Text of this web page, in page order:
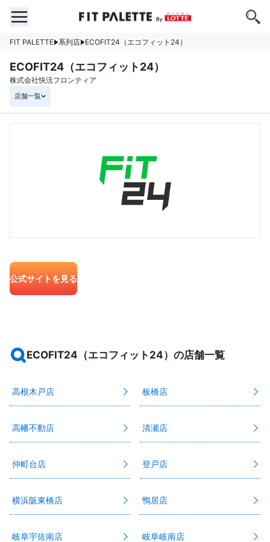
FIT PALETTE 系列店 ECOFIT24（エコフィット24）
ECOFIT24（エコフィット24）
株式会社快活フロンティア
店舗一覧
公式サイトを見る
ECOFIT24（エコフィット24）の店舗一覧
高根木戸店 板橋店
高幡不動店 清瀬店
仲町台店 登戸店
横浜阪東橋店 鴨居店
岐阜宇佐南店 岐阜岐南店